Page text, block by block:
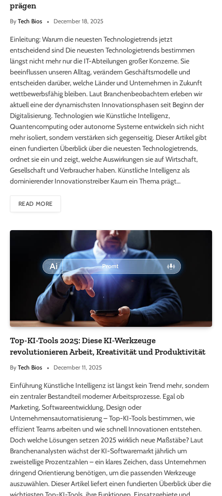
prägen
By Tech Bios December 18, 2025
Einleitung: Warum die neuesten Technologietrends jetzt
entscheidend sind Die neuesten Technologietrends bestimmen
längst nicht mehr nur die IT-Abteilungen großer Konzerne. Sie
beeinflussen unseren Alltag, verändern Geschäftsmodelle und
entscheiden darüber, welche Länder und Unternehmen in Zukunft
wettbewerbsfähig bleiben. Laut Branchenbeobachtern erleben wir
aktuell eine der dynamischsten Innovationsphasen seit Beginn der
Digitalisierung. Technologien wie Künstliche Intelligenz,
Quantencomputing oder autonome Systeme entwickeln sich nicht
mehr isoliert, sondern verstärken sich gegenseitig. Dieser Artikel gibt
einen fundierten Überblick über die neuesten Technologietrends,
ordnet sie ein und zeigt, welche Auswirkungen sie auf Wirtschaft,
Gesellschaft und Verbraucher haben. Künstliche Intelligenz als
dominierender Innovationstreiber Kaum ein Thema prägt…
READ MORE
Top-KI-Tools 2025: Diese KI-Werkzeuge
revolutionieren Arbeit, Kreativität und Produktivität
By Tech Bios December 11, 2025
Einführung Künstliche Intelligenz ist längst kein Trend mehr, sondern
ein zentraler Bestandteil moderner Arbeitsprozesse. Egal ob
Marketing, Softwareentwicklung, Design oder
Unternehmensautomatisierung – Top-KI-Tools bestimmen, wie
effizient Teams arbeiten und wie schnell Innovationen entstehen.
Doch welche Lösungen setzen 2025 wirklich neue Maßstäbe? Laut
Branchenanalysten wächst der KI-Softwaremarkt jährlich um
zweistellige Prozentzahlen – ein klares Zeichen, dass Unternehmen
dringend Orientierung benötigen, um die passenden Werkzeuge
auszuwählen. Dieser Artikel liefert einen fundierten Überblick über die